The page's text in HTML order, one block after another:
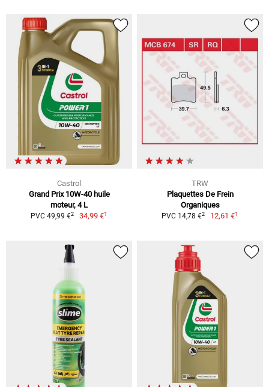
Castrol
Grand Prix 10W-40 huile
moteur, 4 L
PVC 49,99 €2 34,99 €1
TRW
Plaquettes De Frein
Organiques
PVC 14,78 €2 12,61 €1